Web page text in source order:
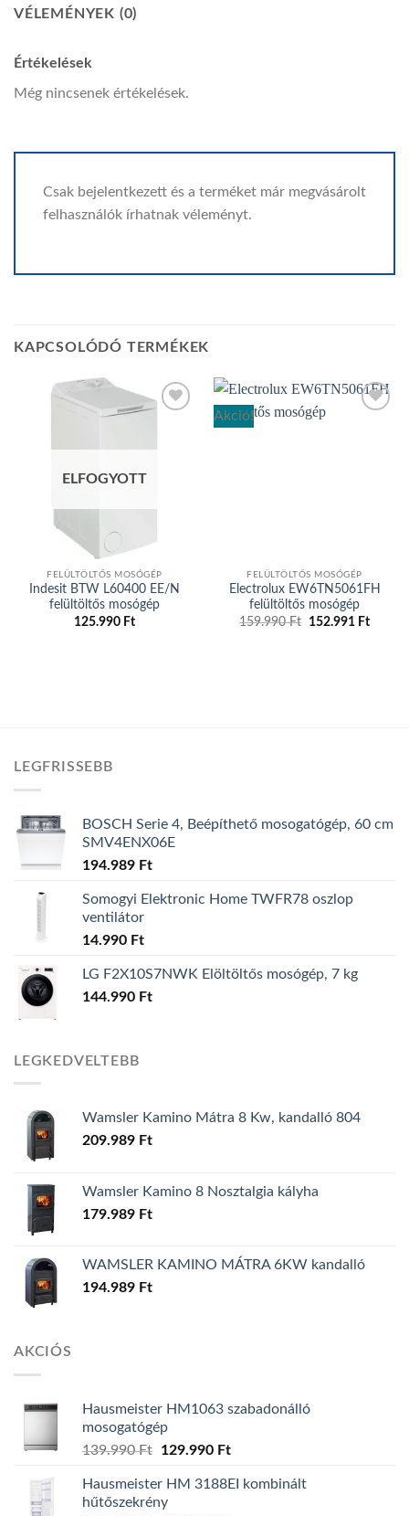
VÉLEMÉNYEK (0)
Értékelések
Még nincsenek értékelések.
Csak bejelentkezett és a terméket már megvásárolt
felhasználók írhatnak véleményt.
KAPCSOLÓDÓ TERMÉKEK
ELFOGYOTT
FELÜLTÖLTŐS MOSÓGÉP
Indesit BTW L60400 EE/N
felültöltős mosógép
125.990 Ft
Akció!
FELÜLTÖLTŐS MOSÓGÉP
Electrolux EW6TN5061FH
felültöltős mosógép
159.990Ft
Original
152.991 Ft
LEGFRISSEBB
BOSCH Serie 4, Beépíthető mosogatógép, 60 cm
SMV4ENX06E
194.989 Ft
Somogyi Elektronic Home TWFR78 oszlop
ventilátor
14.990 Ft
LG F2X10S7NWK Elöltöltős mosógép, 7 kg
144.990 Ft
LEGKEDVELTEBB
Wamsler Kamino Mátra 8 Kw, kandalló 804
209.989 Ft
Wamsler Kamino 8 Nosztalgia kályha
179.989 Ft
WAMSLER KAMINO MÁTRA 6KW kandalló
194.989 Ft
AKCIÓS
Hausmeister HM1063 szabadonálló
mosogatógép
139.990Ft
Original
was:
139.990 Ft.
129.990 FtCurrent
is:
Hausmeister HM 3188EI kombinált
hűtőszekrény